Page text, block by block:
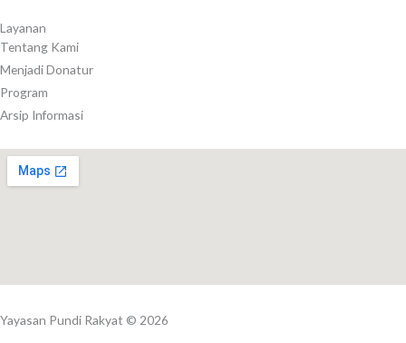
e
b
o
o
k
-
f
a
g
a
m
Layanan
Tentang Kami
Menjadi Donatur
Program
Arsip Informasi
Yayasan Pundi Rakyat © 2026